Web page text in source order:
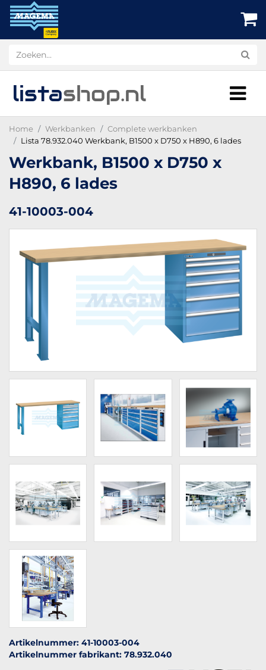
listashop.nl
Home Werkbanken
Complete werkbanken
Lista 78.932.040 Werkbank, B1500 x D750 x H890, 6 lades
Werkbank, B1500 x D750 x
H890, 6 lades
41-10003-004
Artikelnummer: 41-10003-004
Artikelnummer fabrikant: 78.932.040